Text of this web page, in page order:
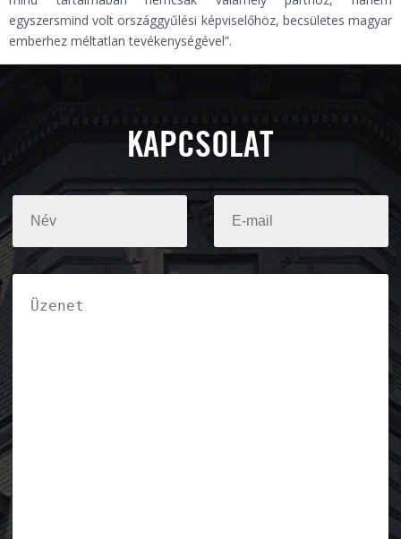
egyszersmind volt országgyűlési képviselőhöz, becsületes magyar
emberhez méltatlan tevékenységével”.
KAPCSOLAT